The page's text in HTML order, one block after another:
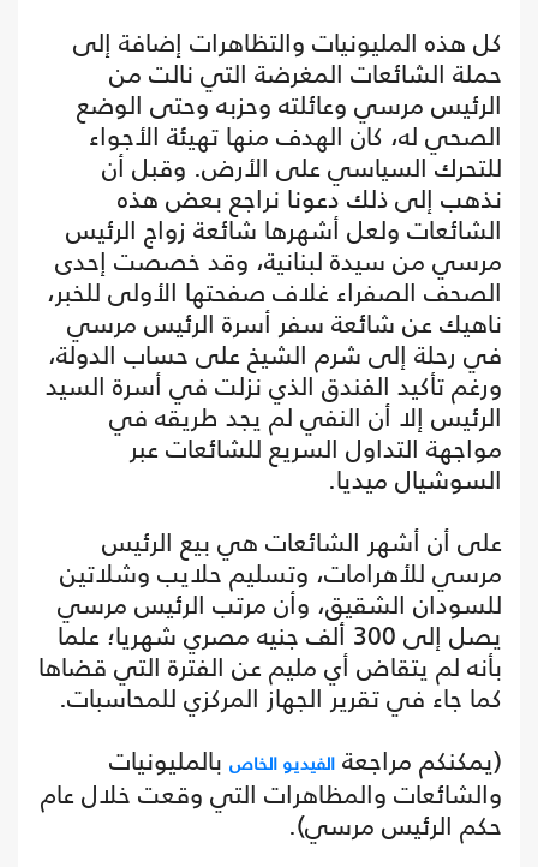
كل هذه المليونيات والتظاهرات إضافة إلى
حملة الشائعات المغرضة التي نالت من
الرئيس مرسي وعائلته وحزبه وحتى الوضع
الصحي له، كان الهدف منها تهيئة الأجواء
للتحرك السياسي على الأرض. وقبل أن
نذهب إلى ذلك دعونا نراجع بعض هذه
الشائعات ولعل أشهرها شائعة زواج الرئيس
مرسي من سيدة لبنانية، وقد خصصت إحدى
الصحف الصفراء غلاف صفحتها الأولى للخبر،
ناهيك عن شائعة سفر أسرة الرئيس مرسي
في رحلة إلى شرم الشيخ على حساب الدولة،
ورغم تأكيد الفندق الذي نزلت في أسرة السيد
الرئيس إلا أن النفي لم يجد طريقه في
مواجهة التداول السريع للشائعات عبر
السوشيال ميديا.
على أن أشهر الشائعات هي بيع الرئيس
مرسي للأهرامات، وتسليم حلايب وشلاتين
للسودان الشقيق، وأن مرتب الرئيس مرسي
يصل إلى 300 ألف جنيه مصري شهريا؛ علما
بأنه لم يتقاض أي مليم عن الفترة التي قضاها
كما جاء في تقرير الجهاز المركزي للمحاسبات.
(يمكنكم مراجعة الفيديو الخاص بالمليونيات
والشائعات والمظاهرات التي وقعت خلال عام
حكم الرئيس مرسي).